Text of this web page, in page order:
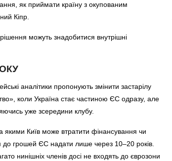
як приймати країну з окупованим
Кіпр.
можуть знадобитися внутрішні
аналітики пропонують змінити застарілу
коли Україна стає частиною ЄС одразу, але
уже зсередини клубу.
якими Київ може втратити фінансування чи
до грошей ЄС надати лише через 10–20 років.
нинішніх членів досі не входять до єврозони